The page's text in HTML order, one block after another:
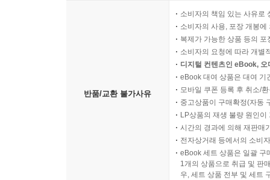
반품/교환 불가사유
소비자의 책임 있는 사유로
소비자의 사용, 포장 개봉
복제가 가능한 상품 등의
소비자의 요청에 따라 개별
디지털 컨텐츠인 eBook,
eBook 대여 상품은 대여 기
모바일 쿠폰 등록 후 취소/
중고상품이 구매확정(자동
LP상품의 재생 불량 원인
시간의 경과에 의해 재판매
전자상거래 등에서의 소비
eBook 세트 상품은 일괄 구
1개의 상품으로 취급 및 판
우, 세트 상품 전부 및 세트